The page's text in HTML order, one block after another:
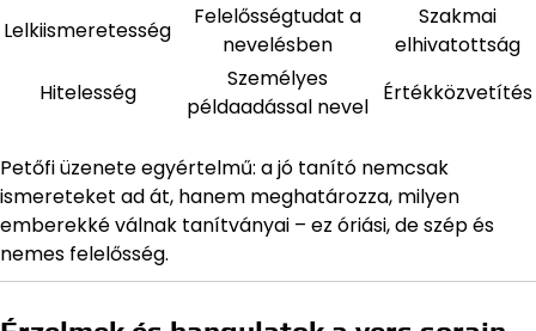
Lelkiismeretesség
Felelősségtudat a
nevelésben
Szakmai
elhivatottság
Hitelesség
Személyes
példaadással nevel
Értékközvetítés
Petőfi üzenete egyértelmű: a jó tanító nemcsak
ismereteket ad át, hanem meghatározza, milyen
emberekké válnak tanítványai – ez óriási, de szép és
nemes felelősség.